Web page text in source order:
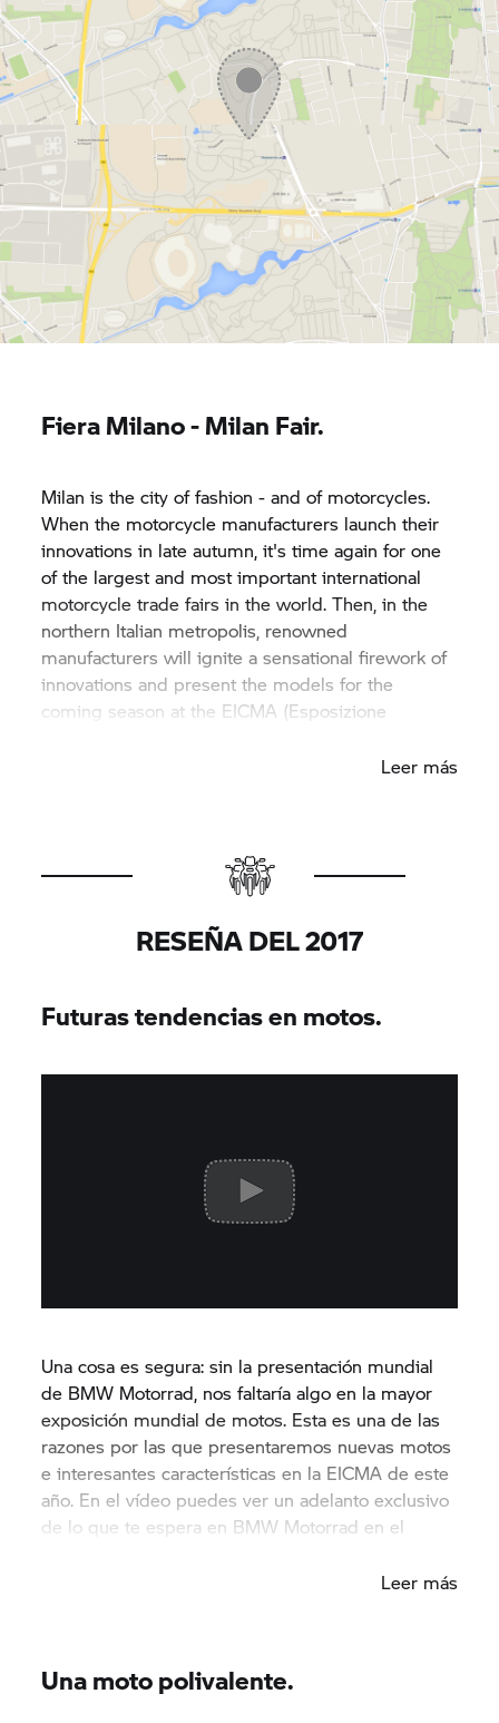
Fiera Milano - Milan Fair.
Milan is the city of fashion - and of motorcycles.
When the motorcycle manufacturers launch their
innovations in late autumn, it's time again for one
of the largest and most important international
motorcycle trade fairs in the world. Then, in the
northern Italian metropolis, renowned
manufacturers will ignite a sensational firework of
innovations and present the models for the
coming season at the EICMA (Esposizione
Leer más
RESEÑA DEL 2017
Futuras tendencias en motos.
Una cosa es segura: sin la presentación mundial
de BMW Motorrad, nos faltaría algo en la mayor
exposición mundial de motos. Esta es una de las
razones por las que presentaremos nuevas motos
e interesantes características en la EICMA de este
año. En el vídeo puedes ver un adelanto exclusivo
de lo que te espera en BMW Motorrad en el
Leer más
Una moto polivalente.